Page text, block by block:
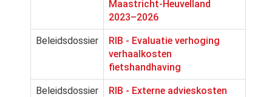
Maastricht-Heuvelland
2023–2026
Beleidsdossier
RIB - Evaluatie verhoging
verhaalkosten
fietshandhaving
Beleidsdossier
RIB - Externe advieskosten